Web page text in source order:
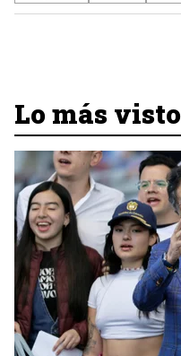
Lo más visto